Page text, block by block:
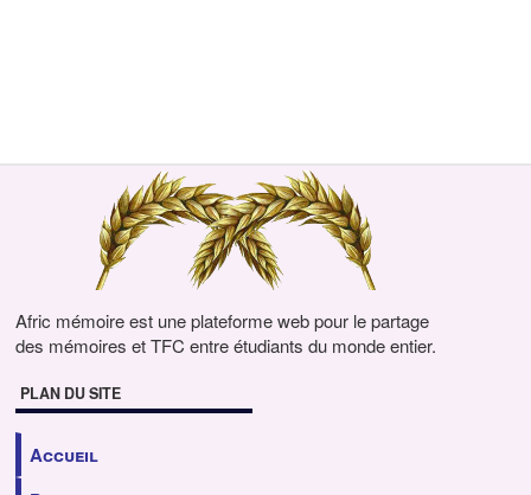
Afric mémoire est une plateforme web pour le partage
des mémoires et TFC entre étudiants du monde entier.
PLAN DU SITE
Accueil